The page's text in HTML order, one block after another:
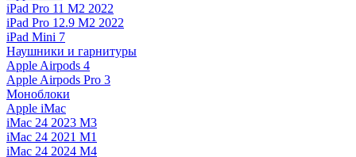
iPad Pro 11 M2 2022
iPad Pro 12.9 M2 2022
iPad Mini 7
Наушники и гарнитуры
Apple Airpods 4
Apple Airpods Pro 3
Моноблоки
Apple iMac
iMac 24 2023 M3
iMac 24 2021 M1
iMac 24 2024 M4